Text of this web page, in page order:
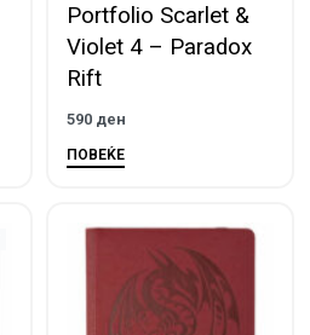
Portfolio Scarlet &
Violet 4 – Paradox
Rift
590 ден
ПОВЕЌЕ